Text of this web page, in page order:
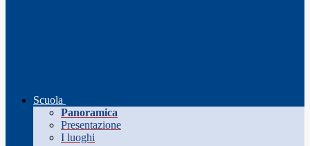
Scuola
Panoramica
Presentazione
I luoghi